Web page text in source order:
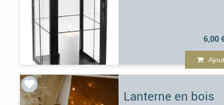
6,00
Lanterne en bois